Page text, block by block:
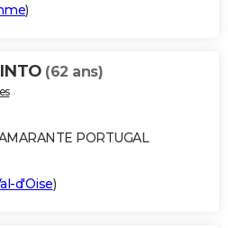
)
(62 ans)
PORTUGAL
d'Oise)